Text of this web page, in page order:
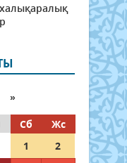
»
Сб
Жс
1
2